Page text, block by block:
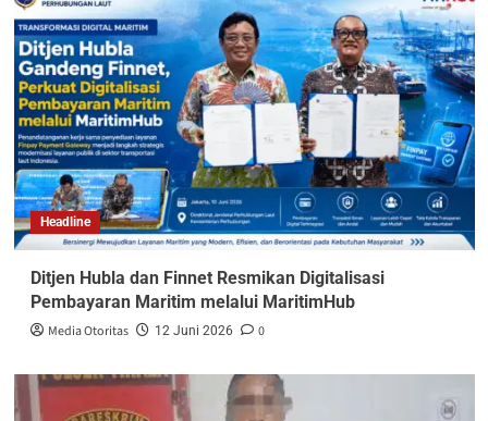
Headline
Ditjen Hubla dan Finnet Resmikan Digitalisasi
Pembayaran Maritim melalui MaritimHub
Media Otoritas 12 Juni 2026 0